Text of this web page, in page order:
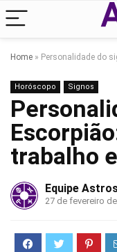
Home » Personalidade do
Horóscopo Signos
trabalho
Equipe
27 de fevereiro